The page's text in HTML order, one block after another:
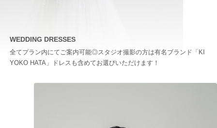
WEDDING DRESSES
全てプラン内にてご案内可能◎スタジオ撮影の方は有名ブランド「KI
YOKO HATA」ドレスも含めてお選びいただけます！